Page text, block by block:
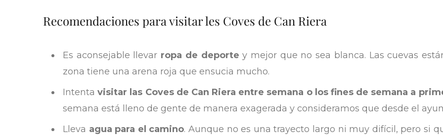
Recomendaciones para visitar les Coves de Can Riera
Es aconsejable llevar ropa de deporte y mejor que no sea blanca. Las cuevas
zona tiene una arena roja que ensucia mucho.
Intentavisitar las Coves de Can Riera entre semana o los fines de semana a
semana está lleno de gente de manera exagerada y consideramos que desde el
Lleva agua para el camino. Aunque no es una trayecto largo ni muy difícil, pero si